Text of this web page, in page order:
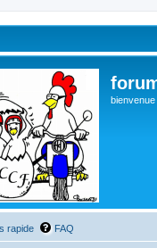
rapide FAQ